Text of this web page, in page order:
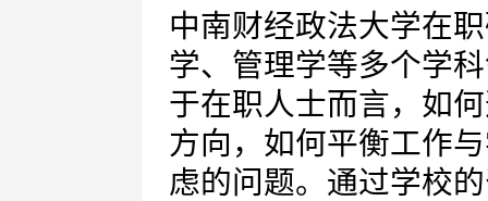
中南财经政法大学在
学、管理学等多个学
于在职人士而言，如
方向，如何平衡工作
虑的问题。通过学校